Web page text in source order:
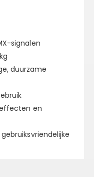
signalen
duurzame
en